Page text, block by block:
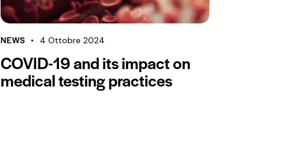
NEWS 4 Ottobre 2024
COVID-19 and its impact on
medical testing practices